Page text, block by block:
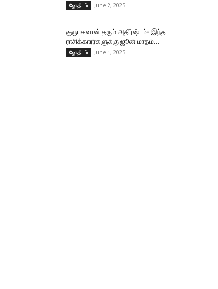
ஜோதிடம் June 2, 2025
குருபகவான் தரும் அதிர்ஷ்டம்- இந்த
ராசிக்காரர்களுக்கு ஜூன் மாதம்...
ஜோதிடம் June 1, 2025